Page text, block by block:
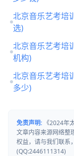
北京音乐艺考培
选)
北京音乐艺考培
机构)
北京音乐艺考培
多少)
免责声明: 《2024年
文章内容来源网络整
权益，请与我们联系
(QQ:2446111314)